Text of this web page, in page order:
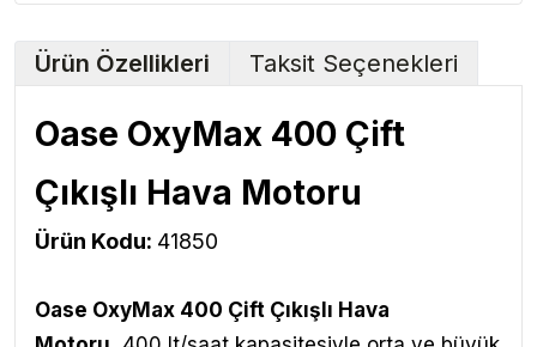
Ürün Özellikleri Taksit Seçenekleri
Oase OxyMax 400 Çift
Çıkışlı Hava Motoru
Ürün Kodu: 41850
Oase OxyMax 400 Çift Çıkışlı Hava